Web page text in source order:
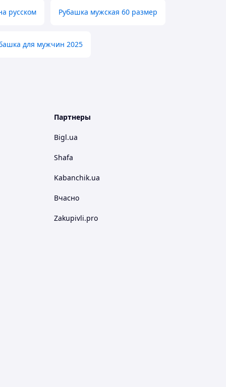
русском Рубашка мужская 60 размер
для мужчин 2025
Партнеры
Bigl.ua
Shafa
Kabanchik.ua
Вчасно
Zakupivli.pro